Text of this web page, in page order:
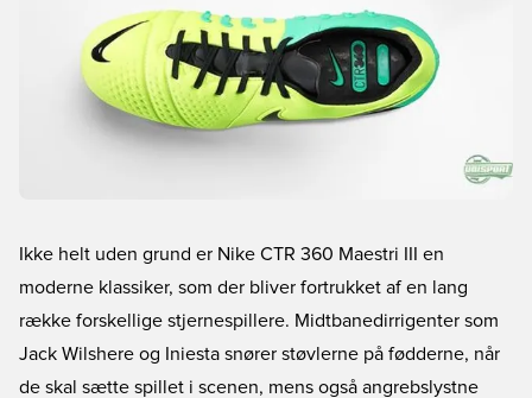
Ikke helt uden grund er Nike CTR 360 Maestri III en
moderne klassiker, som der bliver fortrukket af en lang
række forskellige stjernespillere. Midtbanedirrigenter som
Jack Wilshere og Iniesta snører støvlerne på fødderne, når
de skal sætte spillet i scenen, mens også angrebslystne